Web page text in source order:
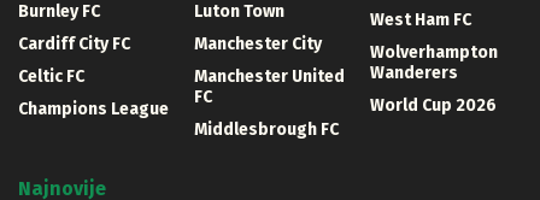
Burnley FC
Cardiff City FC
Celtic FC
Champions League
Luton Town
Manchester City
Manchester United
FC
Middlesbrough FC
West Ham FC
Wolverhampton
Wanderers
World Cup 2026
Najnovije